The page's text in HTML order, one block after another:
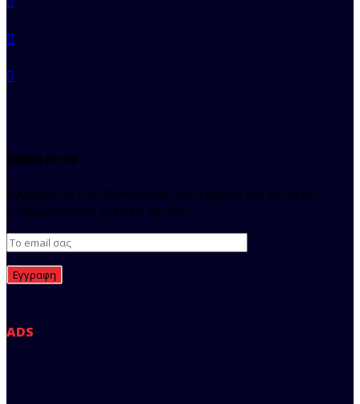
NEWSLETTER
Εγγραφείτε στο Newsletter του regista και μείνετε
ενημερωμένοι για όλα τα νέα.
ADS